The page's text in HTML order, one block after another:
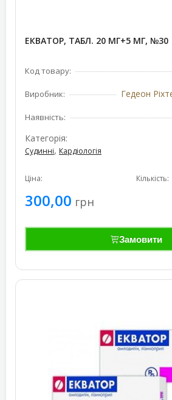
ЕКВАТОР, ТАБЛ. 20 МГ+5 МГ, №30
Код товару:
Виробник: Гедеон
Наявність:
Категорія:
Судинні, Кардіологія
Ціна:
300,00 грн
Кількість:
Замовити